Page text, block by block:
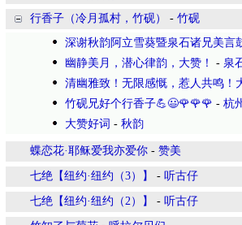
行香子（冷月孤村，竹砚） - 竹砚
深谢秋韵阿立雪葵暨泉石诸兄美言
幽静美月，潜心律韵，大赞！
- 泉
清幽雅致！无限感慨，惹人共鸣！
竹砚兄好个行香子💪😃🌹🌹🌹 - 杭
大赞好词 - 秋韵
蝶恋花·耶稣爱我亦爱你 - 赞美
七绝【纽约·纽约（3）】 - 听古仔
七绝【纽约·纽约（2）】 - 听古仔